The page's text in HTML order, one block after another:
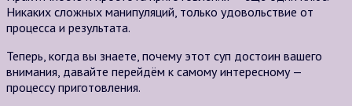
Никаких сложных манипуляций, только удовольствие от
процесса и результата.
Теперь, когда вы знаете, почему этот суп достоин вашего
внимания, давайте перейдём к самому интересному —
процессу приготовления.